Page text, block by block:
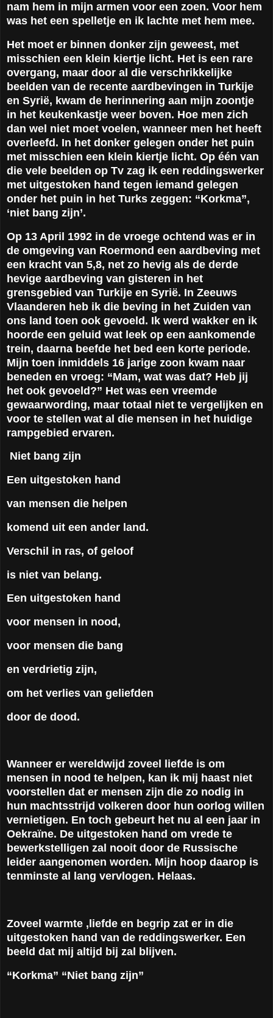
nam hem in mijn armen voor een zoen. Voor hem
was het een spelletje en ik lachte met hem mee.
Het moet er binnen donker zijn geweest, met
misschien een klein kiertje licht. Het is een rare
overgang, maar door al die verschrikkelijke
beelden van de recente aardbevingen in Turkije
en Syrië, kwam de herinnering aan mijn zoontje
in het keukenkastje weer boven. Hoe men zich
dan wel niet moet voelen, wanneer men het heeft
overleefd. In het donker gelegen onder het puin
met misschien een klein kiertje licht. Op één van
die vele beelden op Tv zag ik een reddingswerker
met uitgestoken hand tegen iemand gelegen
onder het puin in het Turks zeggen: “Korkma”,
‘niet bang zijn’.
Op 13 April 1992 in de vroege ochtend was er in
de omgeving van Roermond een aardbeving met
een kracht van 5,8, net zo hevig als de derde
hevige aardbeving van gisteren in het
grensgebied van Turkije en Syrië. In Zeeuws
Vlaanderen heb ik die beving in het Zuiden van
ons land toen ook gevoeld. Ik werd wakker en ik
hoorde een geluid wat leek op een aankomende
trein, daarna beefde het bed een korte periode.
Mijn toen inmiddels 16 jarige zoon kwam naar
beneden en vroeg: “Mam, wat was dat? Heb jij
het ook gevoeld?” Het was een vreemde
gewaarwording, maar totaal niet te vergelijken en
voor te stellen wat al die mensen in het huidige
rampgebied ervaren.
Niet bang zijn
Een uitgestoken hand
van mensen die helpen
komend uit een ander land.
Verschil in ras, of geloof
is niet van belang.
Een uitgestoken hand
voor mensen in nood,
voor mensen die bang
en verdrietig zijn,
om het verlies van geliefden
door de dood.
Wanneer er wereldwijd zoveel liefde is om
mensen in nood te helpen, kan ik mij haast niet
voorstellen dat er mensen zijn die zo nodig in
hun machtsstrijd volkeren door hun oorlog willen
vernietigen. En toch gebeurt het nu al een jaar in
Oekraïne. De uitgestoken hand om vrede te
bewerkstelligen zal nooit door de Russische
leider aangenomen worden. Mijn hoop daarop is
tenminste al lang vervlogen. Helaas.
Zoveel warmte ,liefde en begrip zat er in die
uitgestoken hand van de reddingswerker. Een
beeld dat mij altijd bij zal blijven.
“Korkma” “Niet bang zijn”